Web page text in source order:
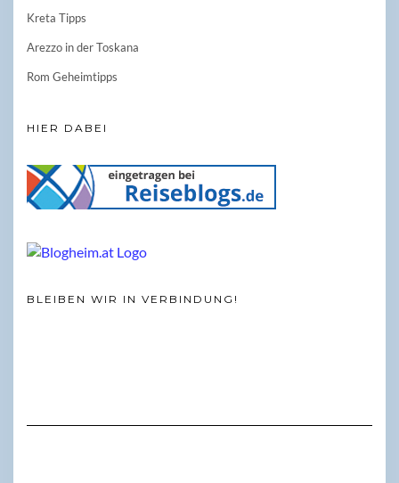
Kreta Tipps
Arezzo in der Toskana
Rom Geheimtipps
HIER DABEI
BLEIBEN WIR IN VERBINDUNG!